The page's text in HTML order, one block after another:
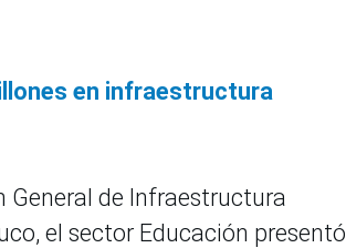
en infraestructura
General de Infraestructura
el sector Educación presentó